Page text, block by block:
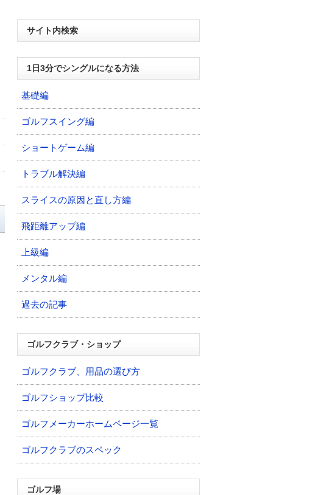
サイト内検索
1日3分でシングルになる方法
基礎編
ゴルフスイング編
ショートゲーム編
トラブル解決編
スライスの原因と直し方編
飛距離アップ編
上級編
メンタル編
過去の記事
ゴルフクラブ・ショップ
ゴルフクラブ、用品の選び方
ゴルフショップ比較
ゴルフメーカーホームページ一覧
ゴルフクラブのスペック
ゴルフ場